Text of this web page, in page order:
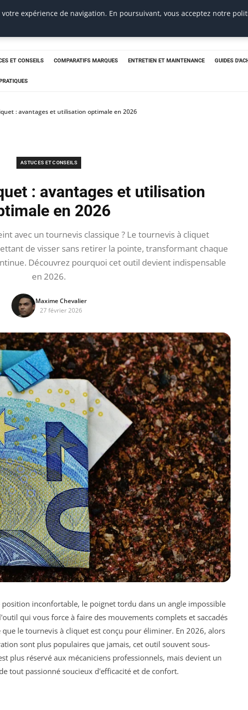
ET CONSEILS COMPARATIFS MARQUES ENTRETIEN ET MAINTENANCE GUIDES
: avantages et utilisation optimale en 2026
ASTUCES ET CONSEILS
: avantages et utilisation
en 2026
avec un tournevis classique ? Le tournevis à cliquet
de visser sans retirer la pointe, transformant chaque
Découvrez pourquoi cet outil devient indispensable
en 2026.
Maxime Chevalier
27 février 2026
inconfortable, le poignet tordu dans un angle impossible
qui vous force à faire des mouvements complets et saccadés
le tournevis à cliquet est conçu pour éliminer. En 2026, alors
sont plus populaires que jamais, cet outil souvent sous-
plus réservé aux mécaniciens professionnels, mais devient un
de tout passionné soucieux d'efficacité et de confort.
expérience de navigation. En poursuivant, vous acceptez notre